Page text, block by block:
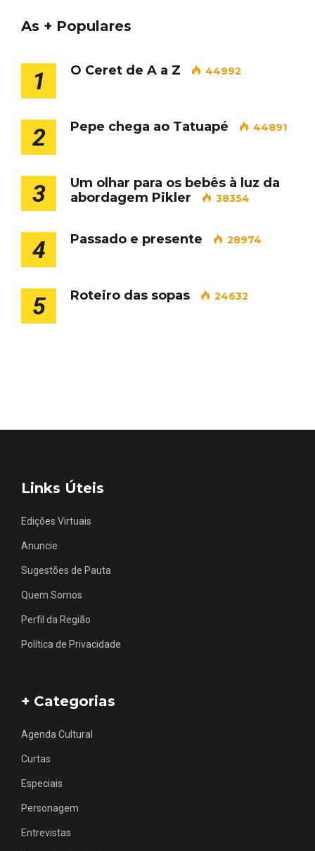
As + Populares
1 O Ceret de A a Z 44992
2 Pepe chega ao Tatuapé 44891
3
Um olhar para os bebês à luz da
abordagem Pikler
38354
4 Passado e presente 28974
5 Roteiro das sopas 24632
Links Úteis
Edições Virtuais
Anuncie
Sugestões de Pauta
Quem Somos
Perfil da Região
Política de Privacidade
+ Categorias
Agenda Cultural
Curtas
Especiais
Personagem
Entrevistas